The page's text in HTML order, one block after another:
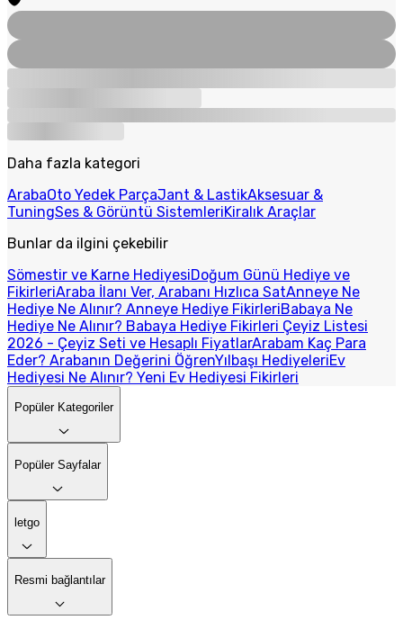
Daha fazla kategori
ArabaOto Yedek ParçaJant & LastikAksesuar &
TuningSes & Görüntü SistemleriKiralık Araçlar
Bunlar da ilgini çekebilir
Sömestir ve Karne HediyesiDoğum Günü Hediye ve
FikirleriAraba İlanı Ver, Arabanı Hızlıca SatAnneye Ne
Hediye Ne Alınır? Anneye Hediye FikirleriBabaya Ne
Hediye Ne Alınır? Babaya Hediye Fikirleri Çeyiz Listesi
2026 - Çeyiz Seti ve Hesaplı FiyatlarArabam Kaç Para
Eder? Arabanın Değerini ÖğrenYılbaşı HediyeleriEv
Hediyesi Ne Alınır? Yeni Ev Hediyesi Fikirleri
Popüler Kategoriler
Popüler Sayfalar
letgo
Resmi bağlantılar